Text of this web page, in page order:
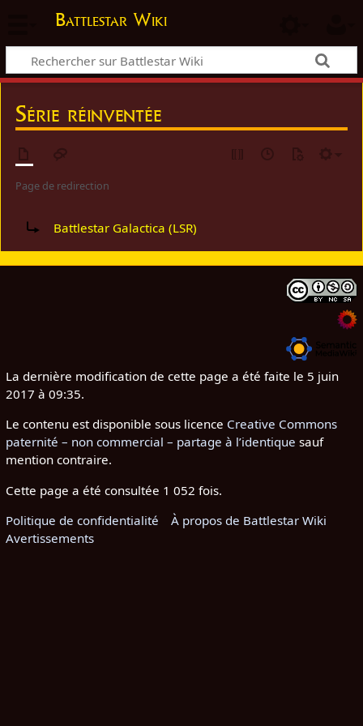
Battlestar Wiki
Série réinventée
Page de redirection
Battlestar Galactica (LSR)
La dernière modification de cette page a été faite le 5 juin
2017 à 09:35.
Le contenu est disponible sous licence Creative Commons
paternité – non commercial – partage à l’identique sauf
mention contraire.
Cette page a été consultée 1 052 fois.
Politique de confidentialité
À propos de Battlestar Wiki
Avertissements